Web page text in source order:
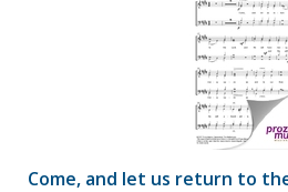
Come, and let us return to